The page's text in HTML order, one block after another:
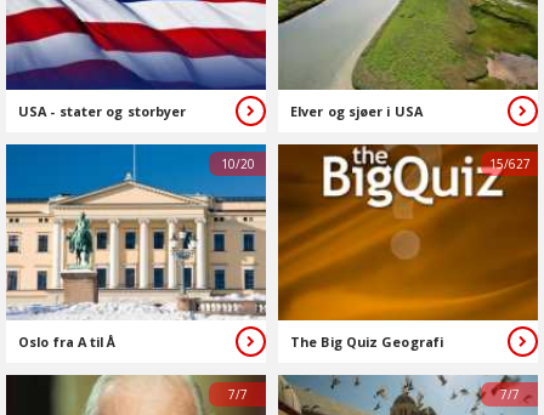
USA - stater og storbyer Elver og sjøer i USA
Oslo fra A til Å
10/20
The Big Quiz Geografi
15/627
7/7 7/7